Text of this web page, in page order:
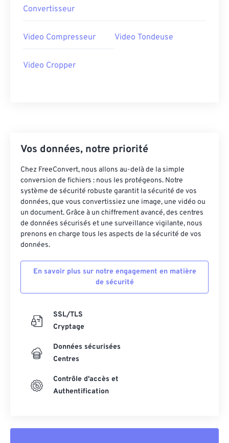
Convertisseur
Video Compresseur Video Tondeuse
Video Cropper
Vos données, notre priorité
Chez FreeConvert, nous allons au-delà de la simple
conversion de fichiers : nous les protégeons. Notre
système de sécurité robuste garantit la sécurité de vos
données, que vous convertissiez une image, une vidéo ou
un document. Grâce à un chiffrement avancé, des centres
de données sécurisés et une surveillance vigilante, nous
prenons en charge tous les aspects de la sécurité de vos
données.
En savoir plus sur notre engagement en matière
de sécurité
SSL/TLS
Cryptage
Données sécurisées
Centres
Contrôle d'accès et
Authentification